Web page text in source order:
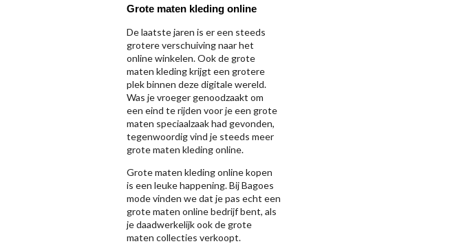
Grote maten kleding online
De laatste jaren is er een steeds
grotere verschuiving naar het
online winkelen. Ook de grote
maten kleding krijgt een grotere
plek binnen deze digitale wereld.
Was je vroeger genoodzaakt om
een eind te rijden voor je een grote
maten speciaalzaak had gevonden,
tegenwoordig vind je steeds meer
grote maten kleding online.
Grote maten kleding online kopen
is een leuke happening. Bij Bagoes
mode vinden we dat je pas echt een
grote maten online bedrijf bent, als
je daadwerkelijk ook de grote
maten collecties verkoopt.